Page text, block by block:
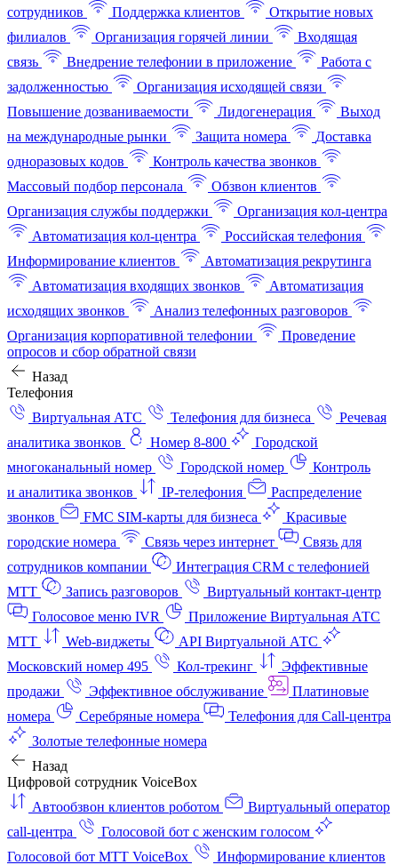
сотрудников
Поддержка клиентов
Открытие новых
филиалов
Организация горячей линии
Входящая
связь
Внедрение телефонии в приложение
Работа с
задолженностью
Организация исходящей связи
Повышение дозваниваемости
Лидогенерация
Выход
на международные рынки
Защита номера
Доставка
одноразовых кодов
Контроль качества звонков
Массовый подбор персонала
Обзвон клиентов
Организация службы поддержки
Организация кол-центра
Автоматизация кол-центра
Российская телефония
Информирование клиентов
Автоматизация рекрутинга
Автоматизация входящих звонков
Автоматизация
исходящих звонков
Анализ телефонных разговоров
Организация корпоративной телефонии
Проведение
опросов и сбор обратной связи
Назад
Телефония
Виртуальная АТС
Телефония для бизнеса
Речевая
аналитика звонков
Номер 8-800
Городской
многоканальный номер
Городской номер
Контроль
и аналитика звонков
IP-телефония
Распределение
звонков
FMC SIM-карты для бизнеса
Красивые
городские номера
Связь через интернет
Связь для
сотрудников компании
Интеграция CRM с телефонией
МТТ
Запись разговоров
Виртуальный контакт‑центр
Голосовое меню IVR
Приложение Виртуальная АТС
МТТ
Web-виджеты
API Виртуальной АТС
Московский номер 495
Кол-трекинг
Эффективные
продажи
Эффективное обслуживание
Платиновые
номера
Серебряные номера
Телефония для Call-центра
Золотые телефонные номера
Назад
Цифровой сотрудник VoiceBox
Автообзвон клиентов роботом
Виртуальный оператор
call-центра
Голосовой бот с женским голосом
Голосовой бот МТТ VoiceBox
Информирование клиентов